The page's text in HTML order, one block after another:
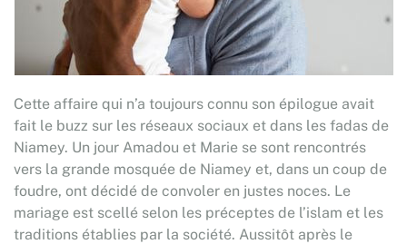
Cette affaire qui n’a toujours connu son épilogue avait
fait le buzz sur les réseaux sociaux et dans les fadas de
Niamey. Un jour Amadou et Marie se sont rencontrés
vers la grande mosquée de Niamey et, dans un coup de
foudre, ont décidé de convoler en justes noces. Le
mariage est scellé selon les préceptes de l’islam et les
traditions établies par la société. Aussitôt après le